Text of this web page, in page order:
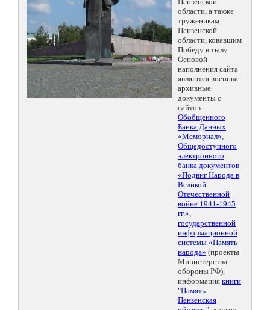
области, а также
труженикам
Пензенской
области, ковавшим
Победу в тылу.
Основой
наполнения сайта
являются военные
архивные
документы с
сайтов
Обобщенного
Банка Данных
«Мемориал»,
Общедоступного
электронного
банка документов
«Подвиг Народа в
Великой
Отечественной
войне 1941-1945
гг.»,
государственной
информационной
системы «Память
народа» (проекты
Министерства
обороны РФ),
информация книги
"Память.
Пензенская